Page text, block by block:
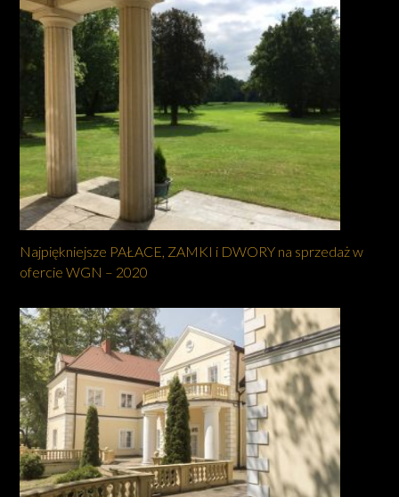
Najpiękniejsze PAŁACE, ZAMKI i DWORY na sprzedaż w
ofercie WGN – 2020